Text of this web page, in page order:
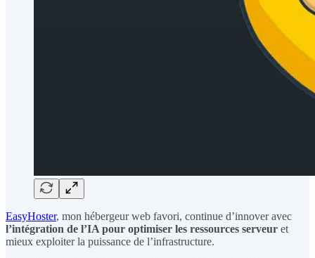
EasyHoster, mon hébergeur web favori, continue d’innover avec
l’intégration de l’IA pour optimiser les ressources serveur et
mieux exploiter la puissance de l’infrastructure.